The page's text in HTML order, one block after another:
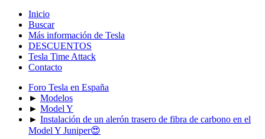
Inicio
Buscar
Más información de Tesla
DESCUENTOS
Tesla Time Attack
Contacto
Foro Tesla en España
► Modelos
► Model Y
► Instalación de un alerón trasero de fibra de carbono en el
Model Y Juniper😍